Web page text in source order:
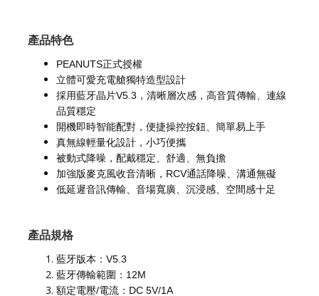
產品特色
PEANUTS正式授權
立體可愛充電艙獨特造型設計
採用藍牙晶片V5.3，清晰層次感，高音質傳輸、連線
品質穩定
開機即時智能配對，便捷操控按鈕、簡單易上手
真無線輕量化設計，小巧便攜
被動式降噪，配戴穩定、舒適、無負擔
加強版麥克風收音清晰，RCV通話降噪、溝通無礙
低延遲音訊傳輸、音場寬廣、沉浸感、空間感十足
產品規格
藍牙版本：V5.3
藍牙傳輸範圍：12M
額定電壓/電流：DC 5V/1A